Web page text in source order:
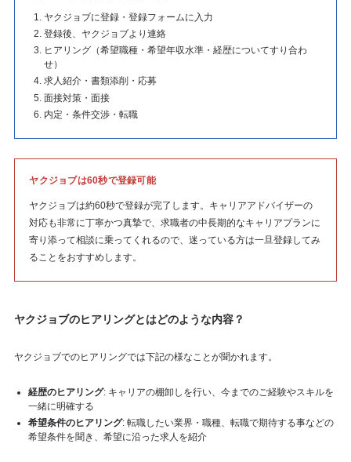
ヤクジョブに登録・登録フォームに入力
登録後、ヤクジョブより連絡
ヒアリング（希望職種・希望年収水準・経歴についてすり合わ
せ）
求人紹介・書類添削・応募
面接対策・面接
内定・条件交渉・転職
ヤクジョブは60秒で登録可能
ヤクジョブは約60秒で登録が完了します。キャリアアドバイザーの
対応も非常に丁寧かつ真摯で、求職者の中長期的なキャリアプランに
寄り添って相談に乗ってくれるので、迷っている方は一旦登録してみ
ることをおすすめします。
ヤクジョブのヒアリングとはどのような内容？
ヤクジョブでのヒアリングでは下記の様なことが聞かれます。
経歴のヒアリング: キャリアの棚卸しを行い、今までのご経験やスキルを
一緒に明確する
希望条件のヒアリング: 転職したい業界・職種、転職で期待する事などの
希望条件を聞き、希望に沿った求人を紹介